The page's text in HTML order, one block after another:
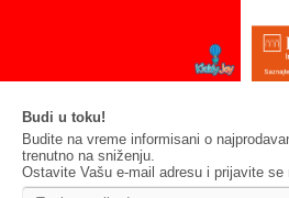
Budi u toku!
Budite na vreme informisani o
trenutno na sniženju.
Ostavite Vašu e-mail adresu i prijavite se